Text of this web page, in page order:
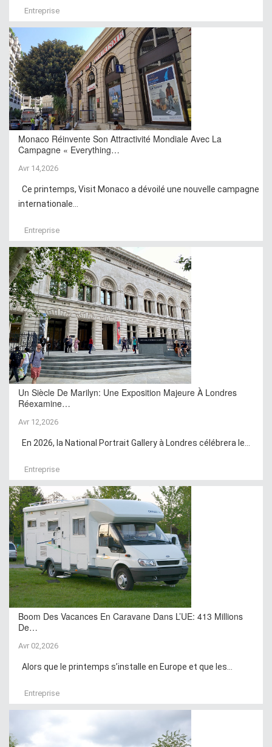
Entreprise
Monaco Réinvente Son Attractivité Mondiale Avec La
Campagne « Everything…
Avr 14,2026
Ce printemps, Visit Monaco a dévoilé une nouvelle campagne
internationale...
Entreprise
Un Siècle De Marilyn: Une Exposition Majeure À Londres
Réexamine…
Avr 12,2026
En 2026, la National Portrait Gallery à Londres célébrera le...
Entreprise
Boom Des Vacances En Caravane Dans L’UE: 413 Millions
De…
Avr 02,2026
Alors que le printemps s’installe en Europe et que les...
Entreprise